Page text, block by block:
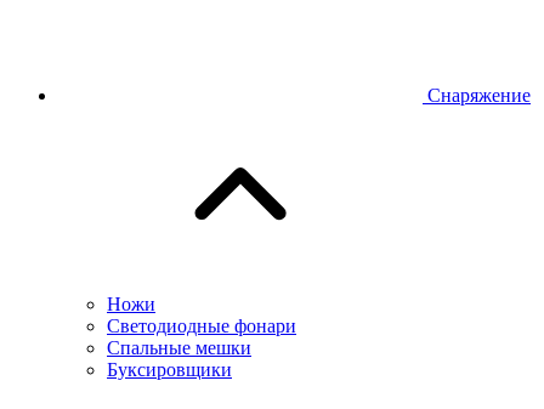
Снаряжение
Ножи
Светодиодные фонари
Спальные мешки
Буксировщики